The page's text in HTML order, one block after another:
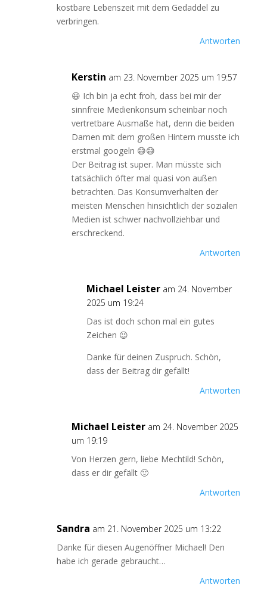
kostbare Lebenszeit mit dem Gedaddel zu
verbringen.
Antworten
Kerstin am 23. November 2025 um 19:57
😃 Ich bin ja echt froh, dass bei mir der
sinnfreie Medienkonsum scheinbar noch
vertretbare Ausmaße hat, denn die beiden
Damen mit dem großen Hintern musste ich
erstmal googeln 😅😅
Der Beitrag ist super. Man müsste sich
tatsächlich öfter mal quasi von außen
betrachten. Das Konsumverhalten der
meisten Menschen hinsichtlich der sozialen
Medien ist schwer nachvollziehbar und
erschreckend.
Antworten
Michael Leister am 24. November
2025 um 19:24
Das ist doch schon mal ein gutes
Zeichen 😉
Danke für deinen Zuspruch. Schön,
dass der Beitrag dir gefällt!
Antworten
Michael Leister am 24. November 2025
um 19:19
Von Herzen gern, liebe Mechtild! Schön,
dass er dir gefällt 🙂
Antworten
Sandra am 21. November 2025 um 13:22
Danke für diesen Augenöffner Michael! Den
habe ich gerade gebraucht…
Antworten